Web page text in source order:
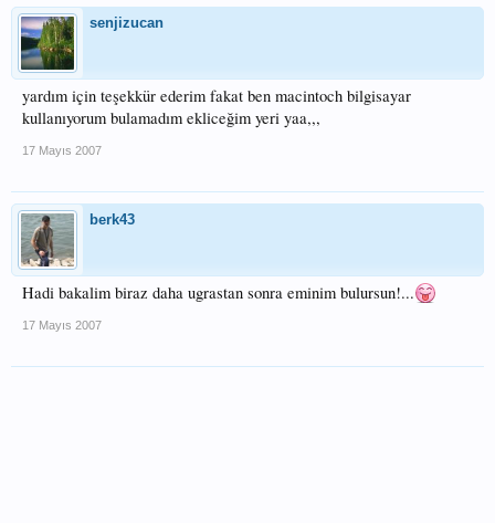
senjizucan
yardım için teşekkür ederim fakat ben macintoch bilgisayar
kullanıyorum bulamadım ekliceğim yeri yaa,,,
17 Mayıs 2007
berk43
Hadi bakalim biraz daha ugrastan sonra eminim bulursun!...
17 Mayıs 2007